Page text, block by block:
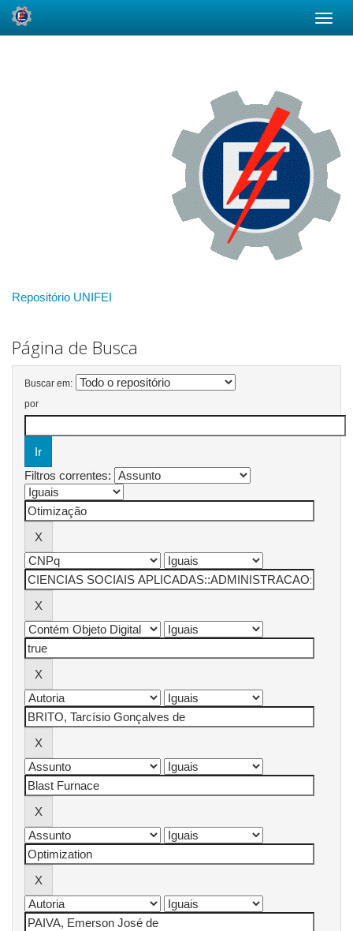
Repositório UNIFEI
Página de Busca
Buscar em:
por
Filtros correntes: